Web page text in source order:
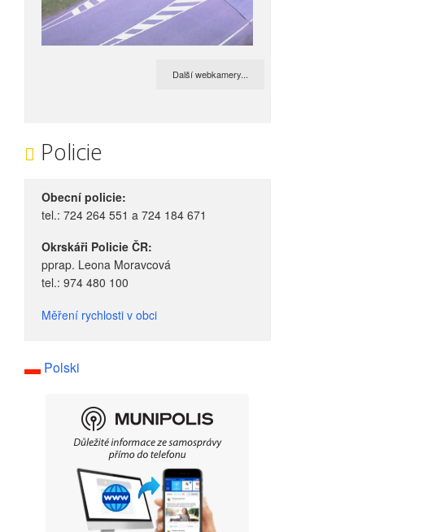
Další webkamery...
Policie
Obecní policie:
tel.: 724 264 551 a 724 184 671
Okrskáři Policie ČR:
pprap. Leona Moravcová
tel.: 974 480 100
Měření rychlosti v obci
Polski